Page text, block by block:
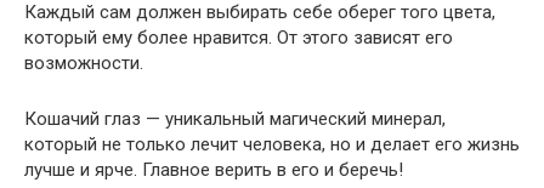
Каждый сам должен выбирать себе оберег того цвета,
который ему более нравится. От этого зависят его
возможности.
Кошачий глаз — уникальный магический минерал,
который не только лечит человека, но и делает его жизнь
лучше и ярче. Главное верить в его и беречь!